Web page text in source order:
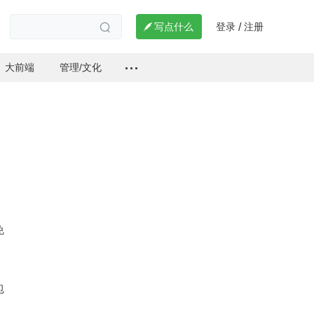
  写点什么 登录 / 注册
大前端 管理/文化